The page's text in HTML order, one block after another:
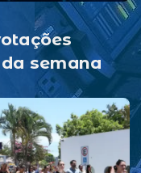
semana